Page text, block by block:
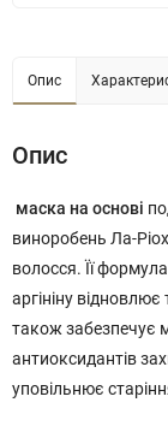
Опис
Опис
маска на основі
виноробень Ла-
волосся. Її
аргініну
також забезпечує
антиоксидантів
уповільнює